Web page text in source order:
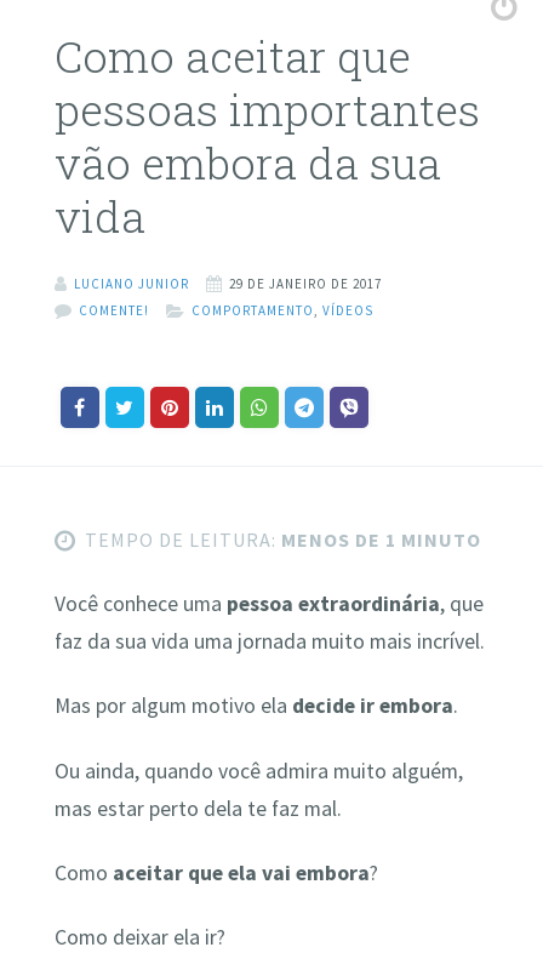
Como aceitar que
pessoas importantes
vão embora da sua
vida
LUCIANO JUNIOR
29 DE JANEIRO DE 2017
COMENTE!
COMPORTAMENTO VÍDEOS
TEMPO DE LEITURA: MENOS DE 1 MINUTO
Você conhece uma pessoa extraordinária, que
faz da sua vida uma jornada muito mais incrível.
Mas por algum motivo ela decide ir embora.
Ou ainda, quando você admira muito alguém,
mas estar perto dela te faz mal.
Como aceitar que ela vai embora?
Como deixar ela ir?